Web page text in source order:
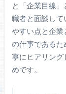
と「企業目線
職者と面談して
やすい点と企業
の仕事である
寧にヒアリング
めです。